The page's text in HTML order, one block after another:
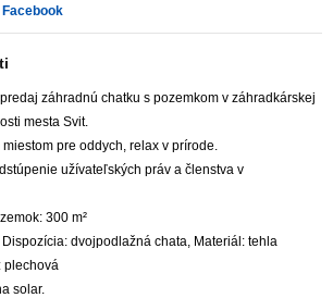
záhradnú chatku s pozemkom v záhradkárskej
mesta Svit.
pre oddych, relax v prírode.
užívateľských práv a členstva v
300 m²
dvojpodlažná chata, Materiál: tehla
plechová
solar.